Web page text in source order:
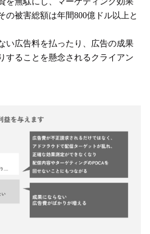
の被害総額は年間800億ドル以上と
い広告料を払ったり、広告の成果
することを懸念されるクライアン